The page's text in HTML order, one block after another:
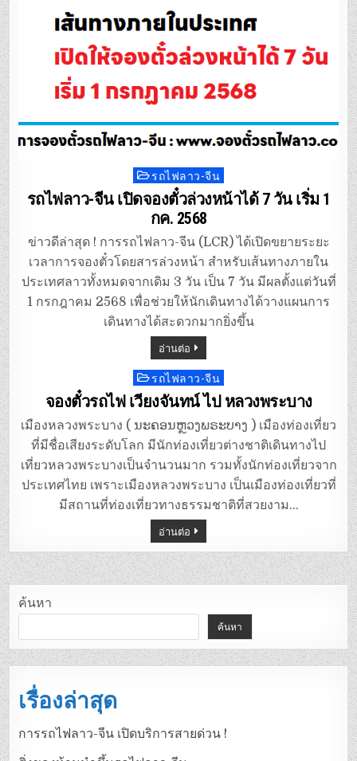
Posted
in
รถไฟลาว-จีน
รถไฟลาว-จีน เปิดจองตั๋วล่วงหน้าได้ 7 วัน เริ่ม 1
กค. 2568
ข่าวดีล่าสุด ! การรถไฟลาว-จีน (LCR) ได้เปิดขยายระยะ
เวลาการจองตั๋วโดยสารล่วงหน้า สำหรับเส้นทางภายใน
ประเทศลาวทั้งหมดจากเดิม 3 วัน เป็น 7 วัน มีผลตั้งแต่วันที่
1 กรกฎาคม 2568 เพื่อช่วยให้นักเดินทางได้วางแผนการ
เดินทางได้สะดวกมากยิ่งขึ้น
อ่านต่อ
Posted
in
รถไฟลาว-จีน
จองตั๋วรถไฟ เวียงจันทน์ ไป หลวงพระบาง
เมืองหลวงพระบาง ( ນະຄອນຫຼວງພຣະບາງ ) เมืองท่องเที่ยว
ที่มีชื่อเสียงระดับโลก มีนักท่องเที่ยวต่างชาติเดินทางไป
เที่ยวหลวงพระบางเป็นจำนวนมาก รวมทั้งนักท่องเที่ยวจาก
ประเทศไทย เพราะเมืองหลวงพระบาง เป็นเมืองท่องเที่ยวที่
มีสถานที่ท่องเที่ยวทางธรรมชาติที่สวยงาม…
อ่านต่อ
ค้นหา
ค้นหา
เรื่องล่าสุด
การรถไฟลาว-จีน เปิดบริการสายด่วน !